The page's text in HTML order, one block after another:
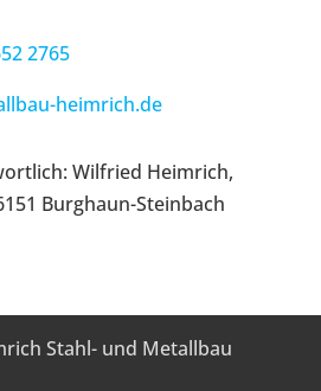
2765
heimrich.de
Wilfried Heimrich,
Burghaun-Steinbach
Stahl- und Metallbau